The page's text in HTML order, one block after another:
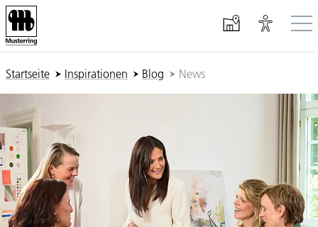
Sie sind hier:
Startseite Inspirationen Blog News